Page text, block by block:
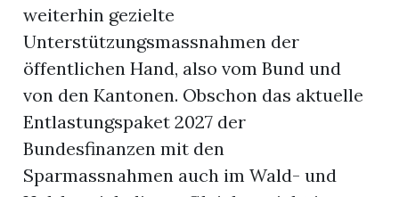
weiterhin gezielte
Unterstützungsmassnahmen der
öffentlichen Hand, also vom Bund und
von den Kantonen. Obschon das aktuelle
Entlastungspaket 2027 der
Bundesfinanzen mit den
Sparmassnahmen auch im Wald- und